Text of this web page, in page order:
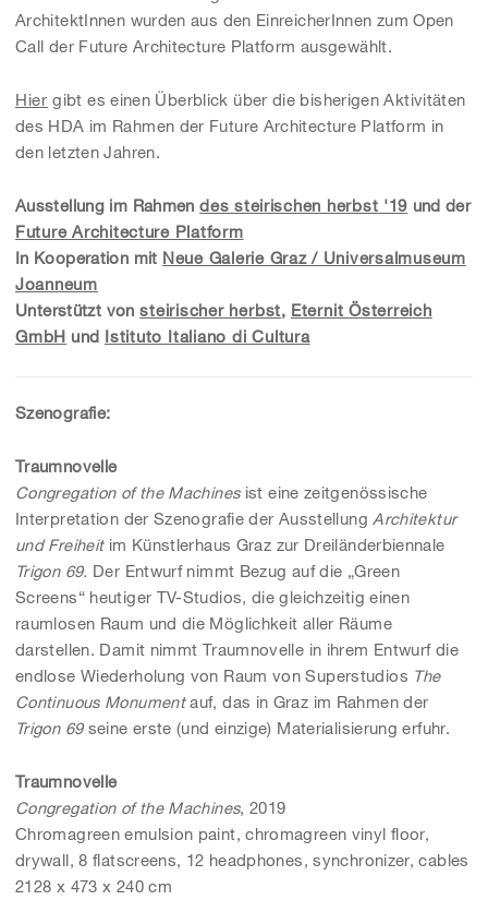
ArchitektInnen wurden aus den EinreicherInnen zum Open
Call der Future Architecture Platform ausgewählt.
Hier gibt es einen Überblick über die bisherigen Aktivitäten
des HDA im Rahmen der Future Architecture Platform in
den letzten Jahren.
Ausstellung im Rahmendes steirischen herbst '19 und der
Future Architecture Platform
In Kooperation mit Neue Galerie Graz / Universalmuseum
Joanneum
Unterstützt vonsteirischer herbst, Eternit Österreich
GmbH und Istituto Italiano di Cultura
Szenografie:
Traumnovelle
Congregation of the Machines ist eine zeitgenössische
Interpretation der Szenografie der AusstellungArchitektur
und Freiheitim Künstlerhaus Graz zur Dreiländerbiennale
Trigon 69. Der Entwurf nimmt Bezug auf die „Green
Screens“ heutiger TV-Studios, die gleichzeitig einen
raumlosen Raum und die Möglichkeit aller Räume
darstellen. Damit nimmt Traumnovelle in ihrem Entwurf die
endlose Wiederholung von Raum von Superstudios The
Continuous Monumentauf, das in Graz im Rahmen der
Trigon 69seine erste (und einzige) Materialisierung erfuhr.
Traumnovelle
Congregation of the Machines, 2019
Chromagreen emulsion paint, chromagreen vinyl floor,
drywall, 8 flatscreens, 12 headphones, synchronizer, cables
2128 x 473 x 240 cm